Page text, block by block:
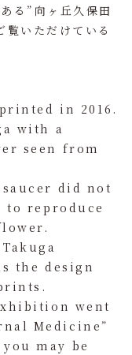
る”向ヶ丘久保田
覧いただけている
in 2016.
with a
seen from
did not
reproduce
the design
went
Medicine”
may be